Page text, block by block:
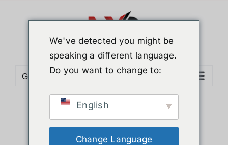
Go to...
Sort byPopularity
Show24 Products
We've detected you might be
speaking a different language.
Do you want to change to:
English
Change Language